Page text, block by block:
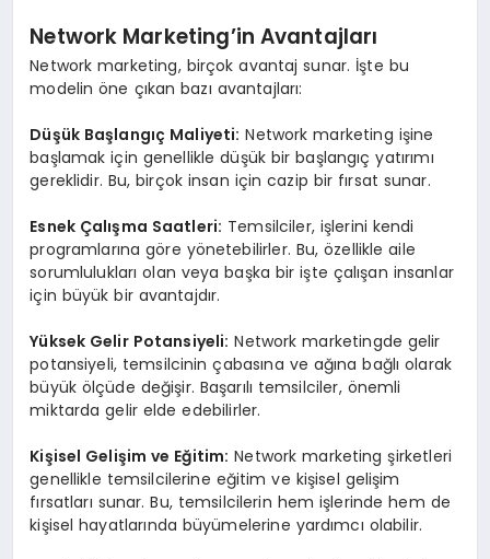
Network Marketing’in Avantajları
Network marketing, birçok avantaj sunar. İşte bu
modelin öne çıkan bazı avantajları:
Düşük Başlangıç Maliyeti: Network marketing işine
başlamak için genellikle düşük bir başlangıç yatırımı
gereklidir. Bu, birçok insan için cazip bir fırsat sunar.
Esnek Çalışma Saatleri: Temsilciler, işlerini kendi
programlarına göre yönetebilirler. Bu, özellikle aile
sorumlulukları olan veya başka bir işte çalışan insanlar
için büyük bir avantajdır.
Yüksek Gelir Potansiyeli: Network marketingde gelir
potansiyeli, temsilcinin çabasına ve ağına bağlı olarak
büyük ölçüde değişir. Başarılı temsilciler, önemli
miktarda gelir elde edebilirler.
Kişisel Gelişim ve Eğitim: Network marketing şirketleri
genellikle temsilcilerine eğitim ve kişisel gelişim
fırsatları sunar. Bu, temsilcilerin hem işlerinde hem de
kişisel hayatlarında büyümelerine yardımcı olabilir.